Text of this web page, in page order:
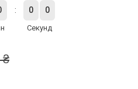
0 0
Секунд
₴